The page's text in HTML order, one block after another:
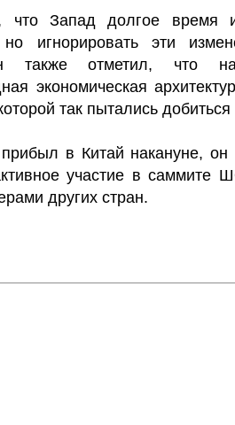
Запад долгое время
но игнорировать эти
также отметил, что
экономическая
так пытались
в Китай накануне,
участие в
других стран.